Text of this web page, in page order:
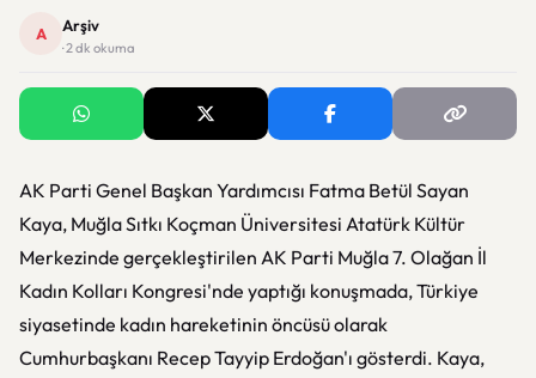
A Arşiv
· 2 dk okuma
AK Parti Genel Başkan Yardımcısı Fatma Betül Sayan
Kaya, Muğla Sıtkı Koçman Üniversitesi Atatürk Kültür
Merkezinde gerçekleştirilen AK Parti Muğla 7. Olağan İl
Kadın Kolları Kongresi'nde yaptığı konuşmada, Türkiye
siyasetinde kadın hareketinin öncüsü olarak
Cumhurbaşkanı Recep Tayyip Erdoğan'ı gösterdi. Kaya,